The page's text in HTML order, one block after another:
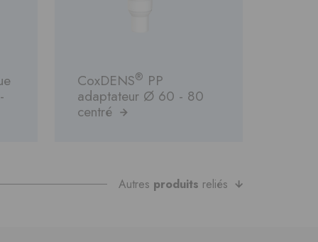
CoxDENS® PP
adaptateur Ø 60 - 80
centré
Autres produits reliés